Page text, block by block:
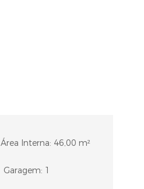
Área Interna: 46,00 m²
Garagem: 1